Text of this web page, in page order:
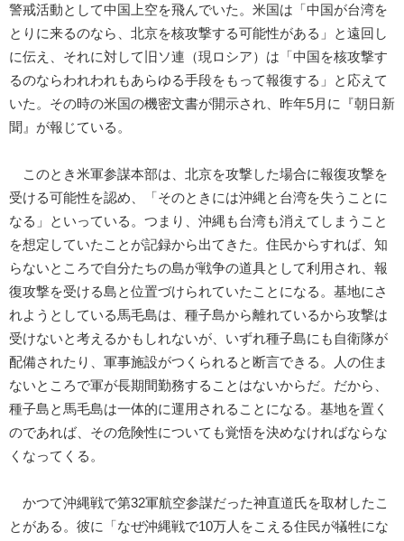
警戒活動として中国上空を飛んでいた。米国は「中国が台湾を
とりに来るのなら、北京を核攻撃する可能性がある」と遠回し
に伝え、それに対して旧ソ連（現ロシア）は「中国を核攻撃す
るのならわれわれもあらゆる手段をもって報復する」と応えて
いた。その時の米国の機密文書が開示され、昨年5月に『朝日新
聞』が報じている。
このとき米軍参謀本部は、北京を攻撃した場合に報復攻撃を
受ける可能性を認め、「そのときには沖縄と台湾を失うことに
なる」といっている。つまり、沖縄も台湾も消えてしまうこと
を想定していたことが記録から出てきた。住民からすれば、知
らないところで自分たちの島が戦争の道具として利用され、報
復攻撃を受ける島と位置づけられていたことになる。基地にさ
れようとしている馬毛島は、種子島から離れているから攻撃は
受けないと考えるかもしれないが、いずれ種子島にも自衛隊が
配備されたり、軍事施設がつくられると断言できる。人の住ま
ないところで軍が長期間勤務することはないからだ。だから、
種子島と馬毛島は一体的に運用されることになる。基地を置く
のであれば、その危険性についても覚悟を決めなければならな
くなってくる。
かつて沖縄戦で第32軍航空参謀だった神直道氏を取材したこ
とがある。彼に「なぜ沖縄戦で10万人をこえる住民が犠牲にな